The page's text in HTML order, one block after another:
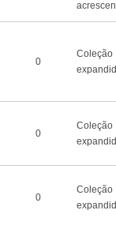
0
Coleção
0
Coleção
0
Coleção